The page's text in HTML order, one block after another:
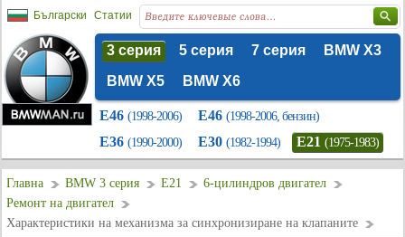
Български Статии
3 серия 5 серия 7 серия
BMW X3
BMW X5
BMW X6
E46 (1998-2006) E46 (1998-2006, бензин)
E36 (1990-2000) E30 (1982-1994) E21 (1975-1983)
Главна BMW 3 серия E21
6-цилиндров двигател
Ремонт на двигател
Характеристики на механизма за синхронизиране на клапаните